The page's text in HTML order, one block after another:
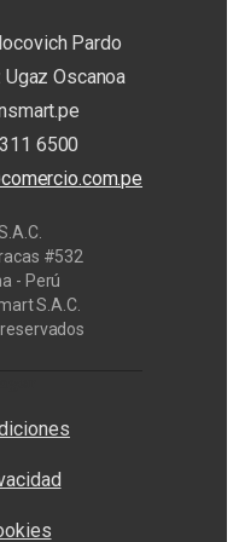
Pardo
Ugaz Oscanoa
6500
#532
- Perú
S.A.C.